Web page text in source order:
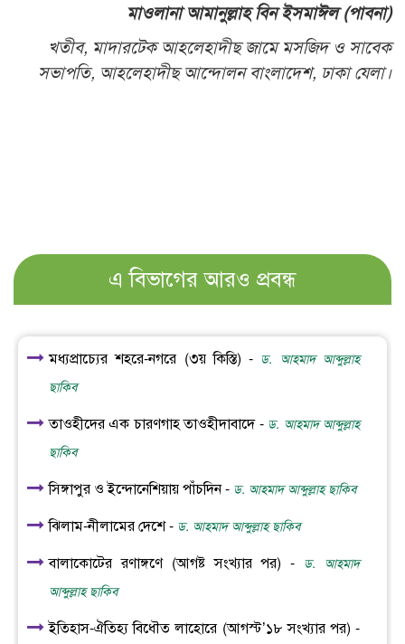
মাওলানা আমানুল্লাহ বিন ইসমাঈল (পাবনা)
খতীব, মাদারটেক আহলেহাদীছ জামে মসজিদ ও সাবেক
সভাপতি, আহলেহাদীছ আন্দোলন বাংলাদেশ, ঢাকা যেলা।
এ বিভাগের আরও প্রবন্ধ
মধ্যপ্রাচ্যের শহরে-নগরে (৩য় কিস্তি) - ড. আহমাদ আব্দুল্লাহ
ছাকিব
তাওহীদের এক চারণগাহ তাওহীদাবাদে - ড. আহমাদ আব্দুল্লাহ
ছাকিব
সিঙ্গাপুর ও ইন্দোনেশিয়ায় পাঁচদিন - ড. আহমাদ আব্দুল্লাহ ছাকিব
ঝিলাম-নীলামের দেশে - ড. আহমাদ আব্দুল্লাহ ছাকিব
বালাকোটের রণাঙ্গণে (আগষ্ট সংখ্যার পর) -
ড. আহমাদ
আব্দুল্লাহ ছাকিব
ইতিহাস-ঐতিহ্য বিধৌত লাহোরে (আগস্ট’১৮ সংখ্যার পর) -